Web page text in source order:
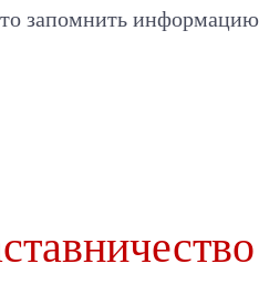
запомнить